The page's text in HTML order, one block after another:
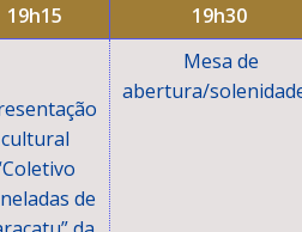
19h15 19h30
cultural
de
Mesa de
abertura/